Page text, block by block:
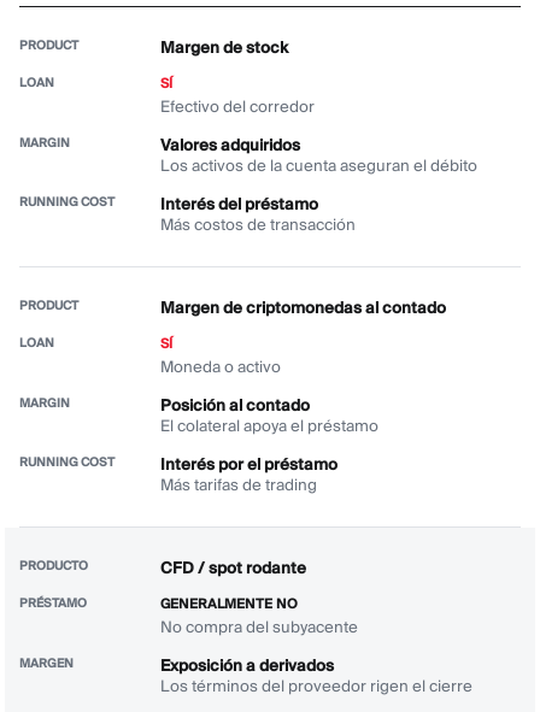
Margen de stock
SÍ
Efectivo del corredor
Valores adquiridos
Los activos de la cuenta aseguran el débito
Interés del préstamo
Más costos de transacción
Margen de criptomonedas al contado
SÍ
Moneda o activo
Posición al contado
El colateral apoya el préstamo
Interés por el préstamo
Más tarifas de trading
CFD / spot rodante
GENERALMENTE NO
No compra del subyacente
Exposición a derivados
Los términos del proveedor rigen el cierre